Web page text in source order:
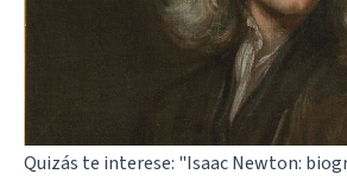
Quizás te interese: "Isaac Newton: